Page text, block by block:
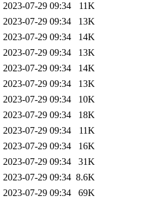
2023-07-29 09:34
11K
2023-07-29 09:34
13K
2023-07-29 09:34
14K
2023-07-29 09:34
13K
2023-07-29 09:34
14K
2023-07-29 09:34
13K
2023-07-29 09:34
10K
2023-07-29 09:34
18K
2023-07-29 09:34
11K
2023-07-29 09:34
16K
2023-07-29 09:34
31K
2023-07-29 09:34 8.6K
2023-07-29 09:34
69K